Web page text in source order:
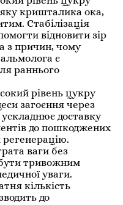
кришталика ока,
Стабілізація
відновити зір
з причин, чому
є
раннього
рівень цукру
загоєння через
доставку
до пошкоджених
ваги без
тривожним
уваги.
кількість
до